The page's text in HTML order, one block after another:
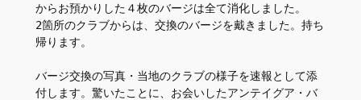
からお預かりした４枚のバージは全て消化しました。
2箇所のクラブからは、交換のバージを戴きました。持ち
帰ります。
バージ交換の写真・当地のクラブの様子を速報として添
付します。驚いたことに、お会いしたアンテイグア・バ